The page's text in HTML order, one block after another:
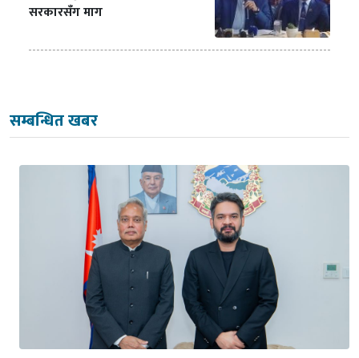
सरकारसँग माग
सम्बन्धित खबर